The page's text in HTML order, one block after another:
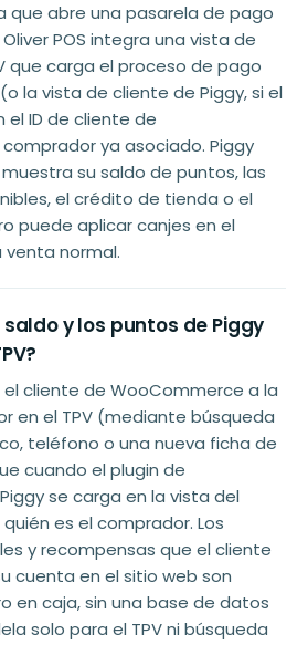
que abre una pasarela de pago
POS integra una vista de
que carga el proceso de pago
la vista de cliente de Piggy, si el
el ID de cliente de
ya asociado. Piggy
su saldo de puntos, las
el crédito de tienda o el
puede aplicar canjes en el
venta normal.
y los puntos de Piggy
el cliente de WooCommerce a la
en el TPV (mediante búsqueda
teléfono o una nueva ficha de
cuando el plugin de
se carga en la vista del
es el comprador. Los
y recompensas que el cliente
cuenta en el sitio web son
en caja, sin una base de datos
solo para el TPV ni búsqueda